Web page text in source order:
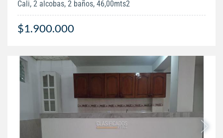
Cali, 2 alcobas, 2 baños, 46,00mts2
$1.900.000